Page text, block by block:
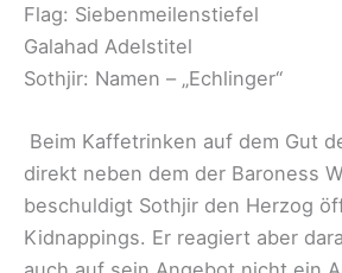
Flag: Siebenmeilenstiefel
Galahad Adelstitel
Sothjir: Namen – „Echlinger“
Beim Kaffetrinken auf dem Gut
direkt neben dem der Baroness
beschuldigt Sothjir den Herzog
Kidnappings. Er reagiert aber